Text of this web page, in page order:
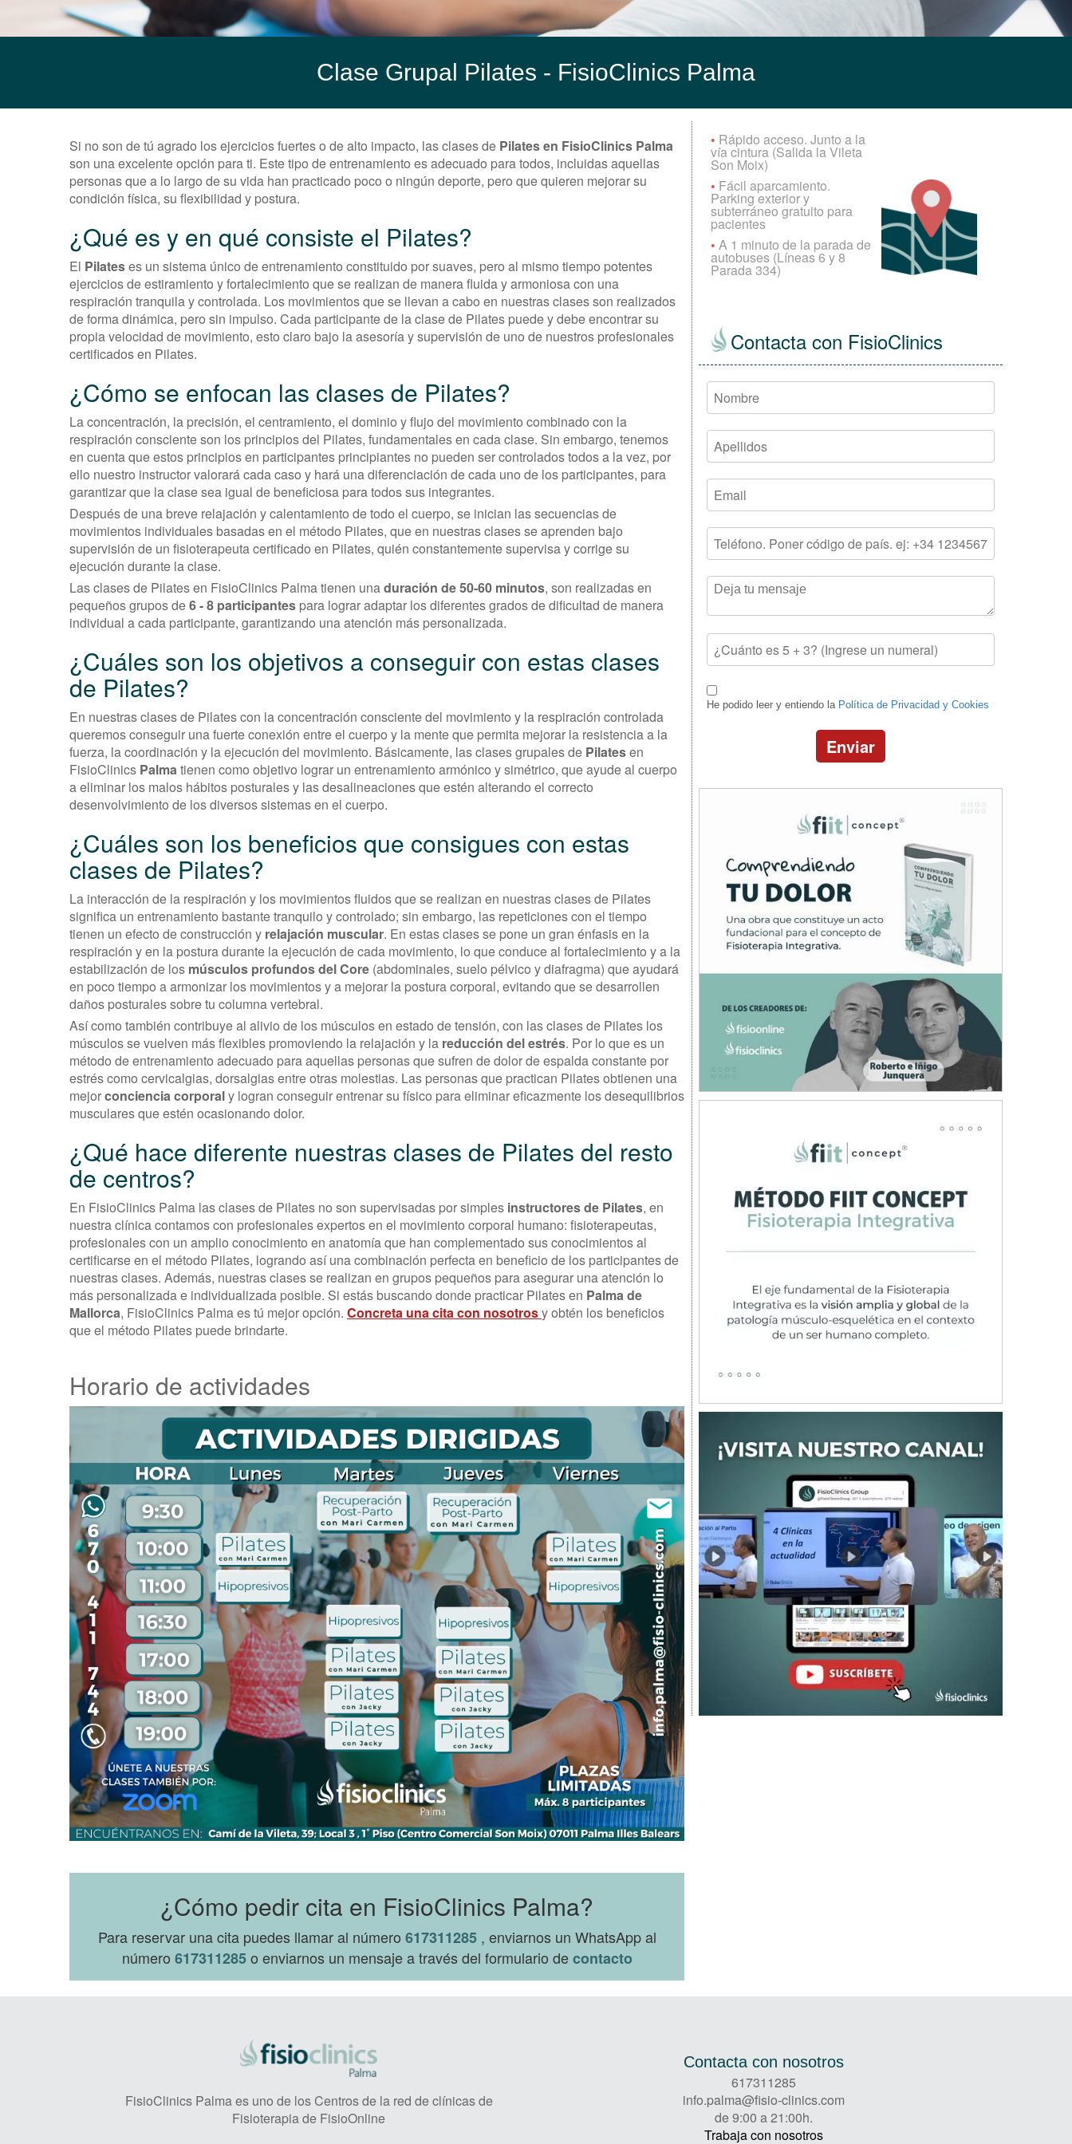
Clase Grupal Pilates - FisioClinics Palma
Si no son de tú agrado los ejercicios fuertes o de alto impacto, las clases de Pilates en FisioClinics Palma
son una excelente opción para ti. Este tipo de entrenamiento es adecuado para todos, incluidas aquellas
personas que a lo largo de su vida han practicado poco o ningún deporte, pero que quieren mejorar su
condición física, su flexibilidad y postura.
¿Qué es y en qué consiste el Pilates?
El Pilateses un sistema único de entrenamiento constituido por suaves, pero al mismo tiempo potentes
ejercicios de estiramiento y fortalecimiento que se realizan de manera fluida y armoniosa con una
respiración tranquila y controlada. Los movimientos que se llevan a cabo en nuestras clases son realizados
de forma dinámica, pero sin impulso. Cada participante de la clase de Pilates puede y debe encontrar su
propia velocidad de movimiento, esto claro bajo la asesoría y supervisión de uno de nuestros profesionales
certificados en Pilates.
¿Cómo se enfocan las clases de Pilates?
La concentración, la precisión, el centramiento, el dominio y flujo del movimiento combinado con la
respiración consciente son los principios del Pilates, fundamentales en cada clase. Sin embargo, tenemos
en cuenta que estos principios en participantes principiantes no pueden ser controlados todos a la vez, por
ello nuestro instructor valorará cada caso y hará una diferenciación de cada uno de los participantes, para
garantizar que la clase sea igual de beneficiosa para todos sus integrantes.
Después de una breve relajación y calentamiento de todo el cuerpo, se inician las secuencias de
movimientos individuales basadas en el método Pilates, que en nuestras clases se aprenden bajo
supervisión de un fisioterapeuta certificado en Pilates, quién constantemente supervisa y corrige su
ejecución durante la clase.
Las clases de Pilates en FisioClinics Palma tienen unaduración de 50-60 minutos, son realizadas en
pequeños grupos de6 - 8 participantes para lograr adaptar los diferentes grados de dificultad de manera
individual a cada participante, garantizando una atención más personalizada.
¿Cuáles son los objetivos a conseguir con estas clases
de Pilates?
En nuestras clases de Pilates con la concentración consciente del movimiento y la respiración controlada
queremos conseguir una fuerte conexión entre el cuerpo y la mente que permita mejorar la resistencia a la
fuerza, la coordinación y la ejecución del movimiento. Básicamente, las clases grupales de Pilatesen
FisioClinics Palma tienen como objetivo lograr un entrenamiento armónico y simétrico, que ayude al cuerpo
a eliminar los malos hábitos posturales y las desalineaciones que estén alterando el correcto
desenvolvimiento de los diversos sistemas en el cuerpo.
¿Cuáles son los beneficios que consigues con estas
clases de Pilates?
La interacción de la respiración y los movimientos fluidos que se realizan en nuestras clases de Pilates
significa un entrenamiento bastante tranquilo y controlado; sin embargo, las repeticiones con el tiempo
tienen un efecto de construcción y relajación muscular. En estas clases se pone un gran énfasis en la
respiración y en la postura durante la ejecución de cada movimiento, lo que conduce al fortalecimiento y a la
estabilización de los músculos profundos del Core (abdominales, suelo pélvico y diafragma) que ayudará
en poco tiempo a armonizar los movimientos y a mejorar la postura corporal, evitando que se desarrollen
daños posturales sobre tu columna vertebral.
Así como también contribuye al alivio de los músculos en estado de tensión, con las clases de Pilates los
músculos se vuelven más flexibles promoviendo la relajación y la reducción del estrés. Por lo que es un
método de entrenamiento adecuado para aquellas personas que sufren de dolor de espalda constante por
estrés como cervicalgias, dorsalgias entre otras molestias. Las personas que practican Pilates obtienen una
mejorconciencia corporaly logran conseguir entrenar su físico para eliminar eficazmente los desequilibrios
musculares que estén ocasionando dolor.
¿Qué hace diferente nuestras clases de Pilates del resto
de centros?
En FisioClinics Palma las clases de Pilates no son supervisadas por simples instructores de Pilates, en
nuestra clínica contamos con profesionales expertos en el movimiento corporal humano: fisioterapeutas,
profesionales con un amplio conocimiento en anatomía que han complementado sus conocimientos al
certificarse en el método Pilates, logrando así una combinación perfecta en beneficio de los participantes de
nuestras clases. Además, nuestras clases se realizan en grupos pequeños para asegurar una atención lo
más personalizada e individualizada posible. Si estás buscando donde practicar Pilates en Palma de
Mallorca, FisioClinics Palma es tú mejor opción. Concreta una cita con nosotrosy obtén los beneficios
que el método Pilates puede brindarte.
Horario de actividades
¿Cómo pedir cita en FisioClinics Palma?
Para reservar una cita puedes llamar al número 617311285 , enviarnos un WhatsApp al
número 617311285o enviarnos un mensaje a través del formulario decontacto
• Rápido acceso. Junto a la
vía cintura (Salida la Vileta
Son Moix)
• Fácil aparcamiento.
Parking exterior y
subterráneo gratuito para
pacientes
• A 1 minuto de la parada de
autobuses (Líneas 6 y 8
Parada 334)
Contacta con FisioClinics
He podido leer y entiendo la Política de Privacidad y Cookies
Enviar
FisioClinics Palma es uno de los Centros de la red de clínicas de
Fisioterapia de FisioOnline
Contacta con nosotros
617311285
info.palma@fisio-clinics.com
de 9:00 a 21:00h.
Trabaja con nosotros